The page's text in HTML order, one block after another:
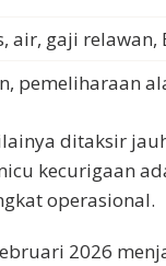
air, gaji relawan,
pemeliharaan
ditaksir
kecurigaan
operasional.
2026